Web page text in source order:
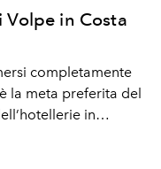
Volpe in Costa
completamente
la meta preferita del
in
della Costa